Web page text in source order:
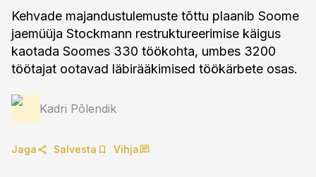
Kehvade majandustulemuste tõttu plaanib Soome
jaemüüja Stockmann restruktureerimise käigus
kaotada Soomes 330 töökohta, umbes 3200
töötajat ootavad läbirääkimised töökärbete osas.
Kadri Põlendik
Jaga Salvesta Vihja